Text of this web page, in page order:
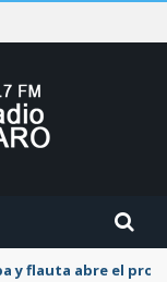
y flauta abre el